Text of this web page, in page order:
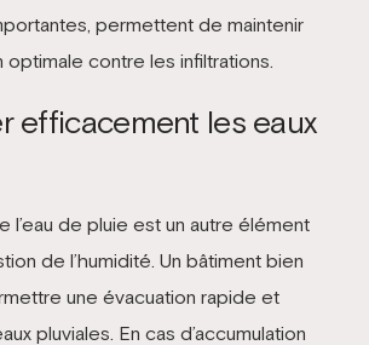
permettent de maintenir
contre les infiltrations.
efficacement les eaux
l’eau de pluie est un autre élément
de l’humidité. Un bâtiment bien
une évacuation rapide et
pluviales. En cas d’accumulation